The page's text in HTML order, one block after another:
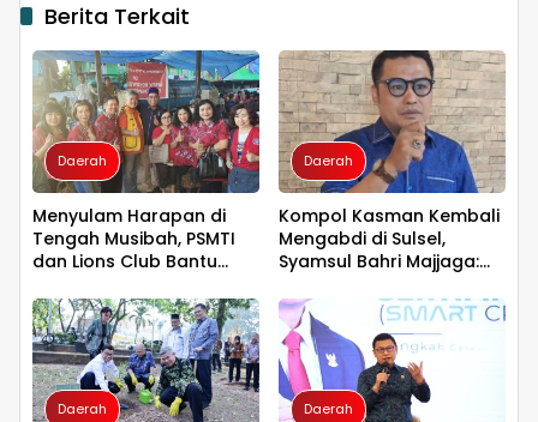
Berita Terkait
Daerah
Menyulam Harapan di
Tengah Musibah, PSMTI
dan Lions Club Bantu
Daerah
Kompol Kasman Kembali
Mengabdi di Sulsel,
Syamsul Bahri Majjaga:
Dipercaya Memimpin
Daerah Daerah